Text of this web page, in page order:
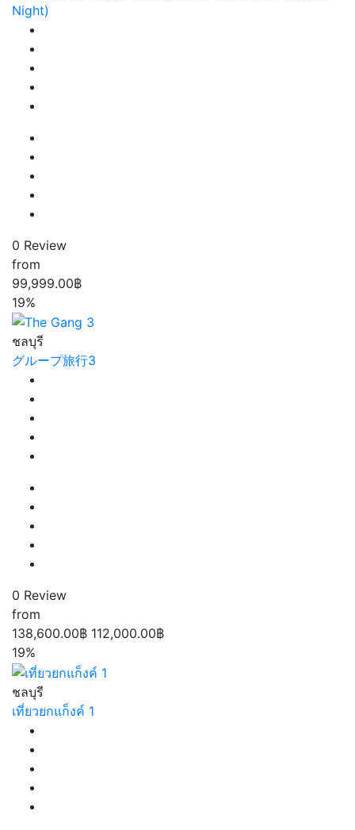
Night)
0 Review
from
99,999.00฿
19%
ชลบุรี
グループ旅行3
0 Review
from
138,600.00฿ 112,000.00฿
19%
ชลบุรี
เที่ยวยกแก็งค์ 1